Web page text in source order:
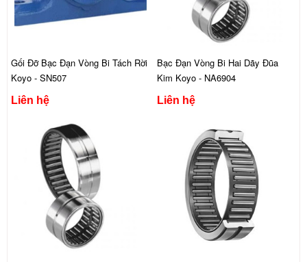
Gối Đỡ Bạc Đạn Vòng Bi Tách Rời
Koyo - SN507
Liên hệ
Bạc Đạn Vòng Bi Hai Dãy Đũa
Kim Koyo - NA6904
Liên hệ